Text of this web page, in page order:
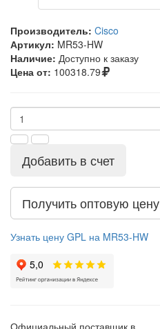
Производитель: Cisco
Артикул: MR53-HW
Наличие: Доступно к заказу
Цена от: 100318.79
Добавить в счет
Получить оптовую цену
Узнать цену GPL на MR53-HW